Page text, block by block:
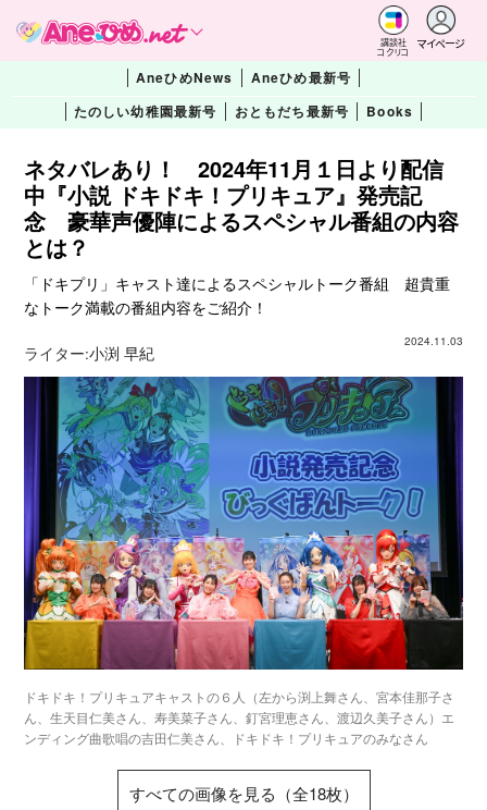
講談社
コクリコ
マイページ
AneひめNews
Aneひめ最新号
たのしい幼稚園最新号
おともだち最新号 Books
ネタバレあり！ 2024年11月１日より配信
中『小説 ドキドキ！プリキュア』発売記
念 豪華声優陣によるスペシャル番組の内容
とは？
「ドキプリ」キャスト達によるスペシャルトーク番組 超貴重
なトーク満載の番組内容をご紹介！
2024.11.03
ライター:小渕 早紀
ドキドキ！プリキュアキャストの６人（左から渕上舞さん、宮本佳那子さ
ん、生天目仁美さん、寿美菜子さん、釘宮理恵さん、渡辺久美子さん）エ
ンディング曲歌唱の吉田仁美さん、ドキドキ！プリキュアのみなさん
すべての画像を見る（全18枚）